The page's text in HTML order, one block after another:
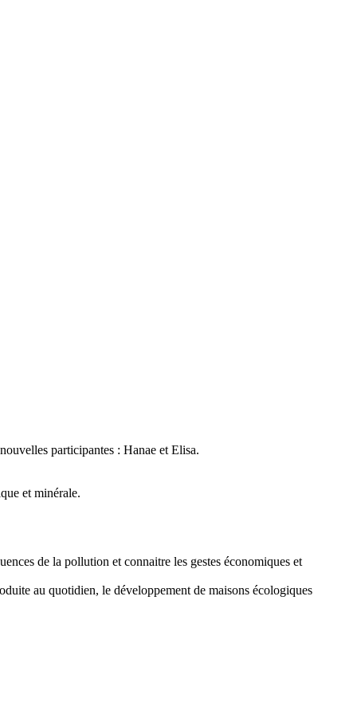
participantes : Hanae et Elisa.
et minérale.
de la pollution et connaitre les gestes économiques et
au quotidien, le développement de maisons écologiques